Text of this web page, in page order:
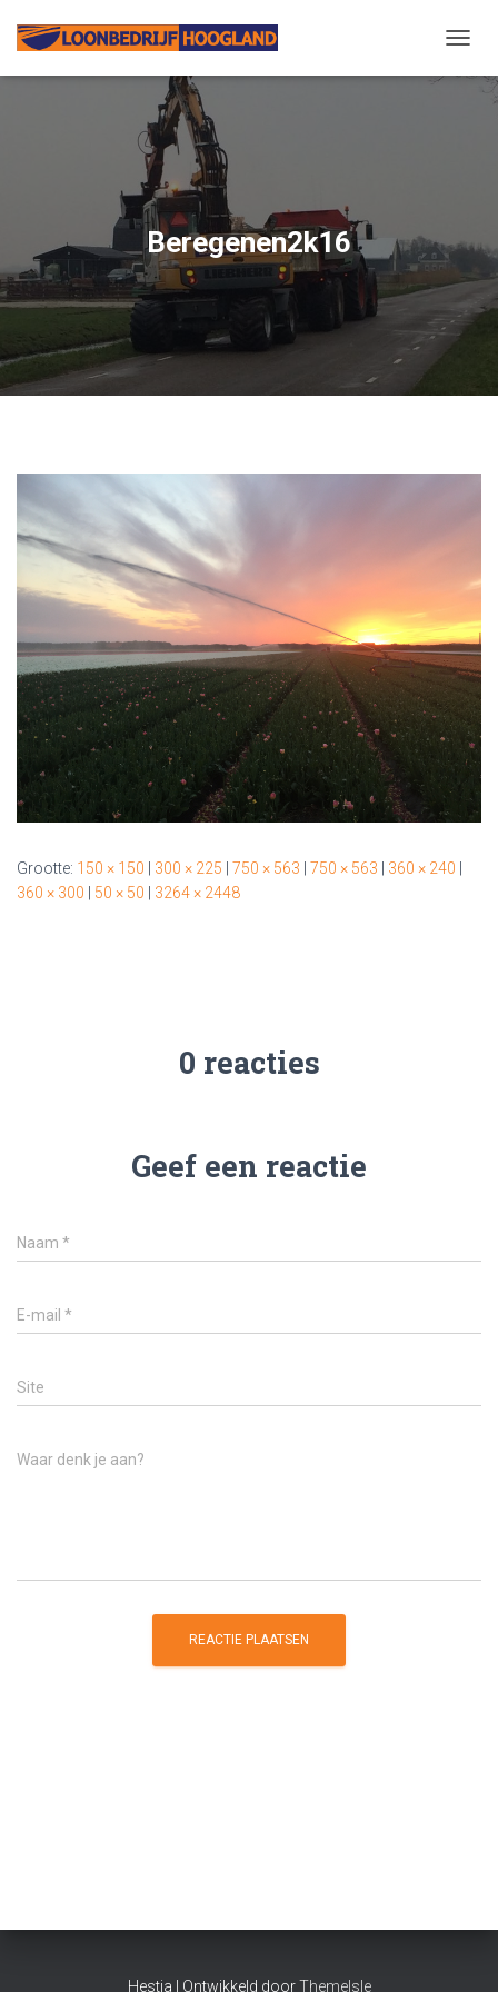
A
W
S
E
N
Beregenen2k16
Grootte: 150 × 150 | 300 × 225 | 750 × 563 | 750 × 563 | 360 × 240 |
360 × 300 | 50 × 50 | 3264 × 2448
0 reacties
Geef een reactie
Naam *
E-mail *
Site
Waar denk je aan?
Hestia | Ontwikkeld doorThemeIsle